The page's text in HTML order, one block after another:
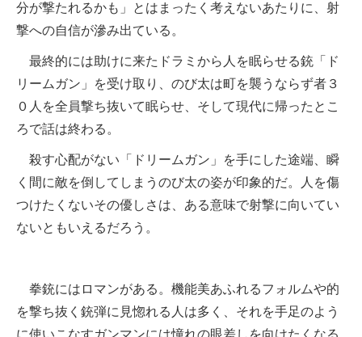
分が撃たれるかも」とはまったく考えないあたりに、射
撃への自信が滲み出ている。
最終的には助けに来たドラミから人を眠らせる銃「ド
リームガン」を受け取り、のび太は町を襲うならず者３
０人を全員撃ち抜いて眠らせ、そして現代に帰ったとこ
ろで話は終わる。
殺す心配がない「ドリームガン」を手にした途端、瞬
く間に敵を倒してしまうのび太の姿が印象的だ。人を傷
つけたくないその優しさは、ある意味で射撃に向いてい
ないともいえるだろう。
拳銃にはロマンがある。機能美あふれるフォルムや的
を撃ち抜く銃弾に見惚れる人は多く、それを手足のよう